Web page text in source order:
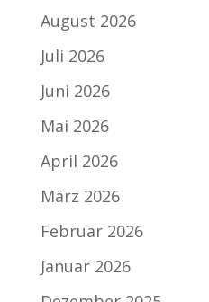
August 2026
Juli 2026
Juni 2026
Mai 2026
April 2026
März 2026
Februar 2026
Januar 2026